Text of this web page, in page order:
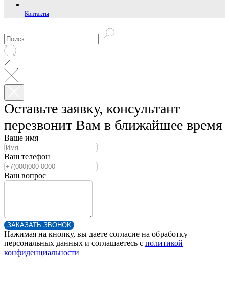
Контакты
Оставьте заявку, консультант
перезвонит Вам в ближайшее время
Ваше имя
Ваш телефон
Ваш вопрос
ЗАКАЗАТЬ ЗВОНОК
Нажимая на кнопку, вы даете согласие на обработку
персональных данных и соглашаетесь c политикой
конфиденциальности